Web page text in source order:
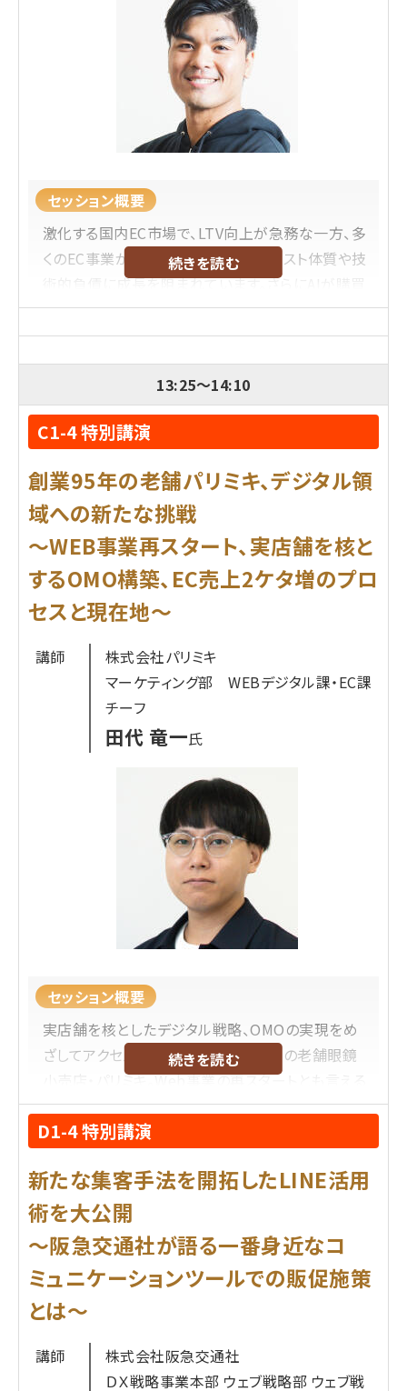
体的な実践方法 これらを成功事例と共に解説しま
に2024年2月に入社。
前職では動画を活用したマーケティングや社内DX
化の支援を行っていました。
REGALIではマーケティング、セールス、カスタマーサ
打ち合わせに参加しています！
内容レベル
店舗向け
店舗スタッフや社員によるコンテンツ投稿をこれか
ら検討したい方、
あるいはスタッフ投稿を既に開始しているものの、
「売上への貢献度が不明確」「継続的な運用に課題
す。
参加対象者
アパレル、コスメ、雑貨、インテリア、ライフスタイル
グッズなど、実店舗をお持ちの小売事業者様全般
・店舗スタッフの投稿を売上（CVR）に直結させるた
めの具体的な戦略が手に入ります。
・スタッフのモチベーションを維持・向上させ、継続
的に質の高いコンテンツを生み出す「仕組み」を構
・店舗とECの垣根を越え、会社全体の売上を最大化
するためのOMO施策のヒントを得られます。
・明日から何をすべきか、具体的なアクションプラン
が明確になります。
こんなニーズや悩みにこたえられる内容です
・スタッフ投稿を始めたが、売上への貢献度が分か
らず、施策の評価ができていない。
・ 店舗の接客力をECサイトでも活かしたいが、具体
的な方法がわからない。
・ 投稿経由の売上を、スタッフの人事評価やインセ
ンティブにどう反映させるべきか悩んでいる
セッション概要
激化する国内EC市場で、LTV向上が急務な一方、多
くのEC事業がレガシーシステムの高コスト体質や技
術的負債に成長を阻まれています。さらにAIが購買
を代行する「エージェンティックコマース」の到来は
目前です。本セッションでは、この未来で勝ち抜くた
めのレガシーからの脱却と、俊敏性と拡張性を備え
た次世代プラットフォーム戦略を、国内の成功事例
を交えてお届けします。
Shopify Japan株式会社
外山 児雄氏
新卒でシスコ・システムズ合同会社にて公共領域の
営業として活動。コマース業界への関心から、2022
年にShopify Japanに入社。その後約4年間で業界
問わず100社以上のコマース領域における問題解
決のご支援を通じてEC基盤刷新における意思決定
をご支援。日本のコマース事業社様の「変化」と「解
放」に貢献し続け、業界全体の進化を後押していき
たいという想いを持って日々活動。
脱初級、中級、上級、大規模店舗向け、中規模向け
業界：業界問わず、D2CのEC事業に注力している企
規模：中~大規模のEC事業者様(自社ECの年間売上
10億円~100億円以上)
参加対象者
業界：業界問わず、D2CのEC事業に注力している企
業様
規模：中~大規模のEC事業者様(自社ECの年間売上
10億円~100億円以上)
役職：
経営層(CxO)
EC事業部長またはEC責任者
EC運用に関わる方
IT・DX部門の責任者
受講するメリット
競合に先んじて、AI×コマースが本格化する5年先を
他社事例を参考に失敗しないEC基盤刷新の「判断
基準」を知ることができる。
続きを読む
13:25～14:10
C1-4 特別講演
創業95年の老舗パリミキ、デジタル領
域への新たな挑戦
～WEB事業再スタート、実店舗を核と
するOMO構築、EC売上2ケタ増のプロ
セスと現在地～
講師
株式会社パリミキ
マーケティング部 WEBデジタル課・EC課
チーフ
田代 竜一氏
セッション概要
実店舗を核としたデジタル戦略、OMOの実現をめ
ざしてアクセルを踏んでいる創業95年の老舗眼鏡
小売店・パリミキ。Web事業の再スタートとも言える
ビジネス変革に挑戦しています。足元のEC売上高は
2ケタ成長で推移しており、いままさに実績を積み上
においてパリミキが向き合ってきた課題、課題を乗り
越えるためのアプローチ、そして現在地までを解説
します。
プロフィール
株式会社パリミキ
田代 竜一
2009年に株式会社パリミキに入社し、販売業務から
続きを読む
D1-4 特別講演
新たな集客手法を開拓したLINE活用
術を大公開
～阪急交通社が語る一番身近なコ
ミュニケーションツールでの販促施策
とは～
講師
株式会社阪急交通社
ＤＸ戦略事業本部 ウェブ戦略部 ウェブ戦